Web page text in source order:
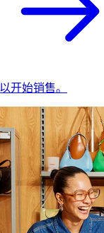
开始销售。